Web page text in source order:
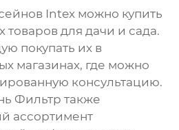
Intex можно купить
товаров для дачи и сада.
покупать их в
магазинах, где можно
консультацию.
Фильтр также
ассортимент